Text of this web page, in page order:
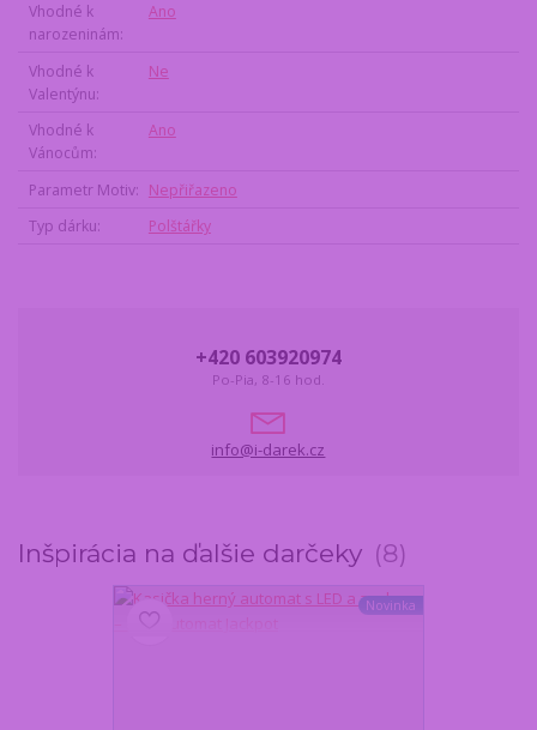
Vhodné k
narozeninám
Ano
Vhodné k
Valentýnu
Ne
Vhodné k
Vánocům
Ano
Parametr Motiv
Nepřiřazeno
Typ dárku
Polštářky
+420 603920974
Po-Pia, 8-16 hod.
info@i-darek.cz
Inšpirácia na ďalšie darčeky 8
Novinka